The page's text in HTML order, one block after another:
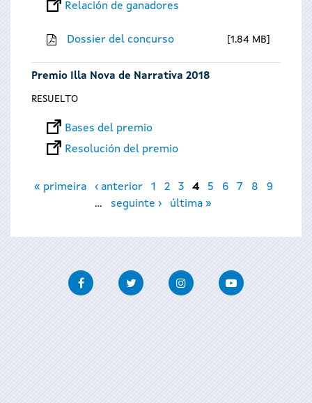
Relación de ganadores
Dossier del concurso 1.84 MB
Premio Illa Nova de Narrativa 2018
RESUELTO
Bases del premio
Resolución del premio
Páginas
« primeira ‹ anterior 1 2 3 4 5 6 7 8
9
…
seguinte › última »
FacebookTwitter InstagramYoutube